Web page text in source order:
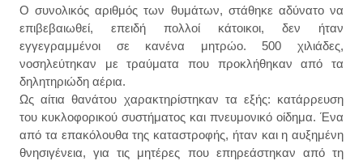
Ο συνολικός αριθμός των θυμάτων, στάθηκε αδύνατο να
επιβεβαιωθεί, επειδή πολλοί κάτοικοι, δεν ήταν
εγγεγραμμένοι σε κανένα μητρώο. 500 χιλιάδες,
νοσηλεύτηκαν με τραύματα που προκλήθηκαν από τα
δηλητηριώδη αέρια.
Ως αίτια θανάτου χαρακτηρίστηκαν τα εξής: κατάρρευση
του κυκλοφορικού συστήματος και πνευμονικό οίδημα. Ένα
από τα επακόλουθα της καταστροφής, ήταν και η αυξημένη
θνησιγένεια, για τις μητέρες που επηρεάστηκαν από τη